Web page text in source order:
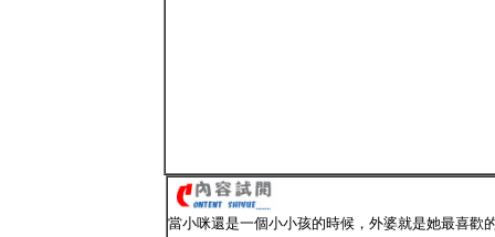
當小咪還是一個小小孩的時候，外婆就是她最喜歡